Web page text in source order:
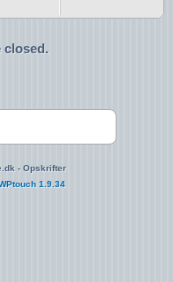
closed.
- Opskrifter
1.9.34